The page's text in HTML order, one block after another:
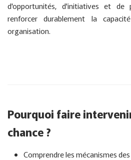
d'opportunités, d'initiatives et de
renforcer durablement la
organisation.
Pourquoi faire
chance ?
Comprendre les mécanismes